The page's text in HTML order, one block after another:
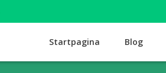
Startpagina Blog